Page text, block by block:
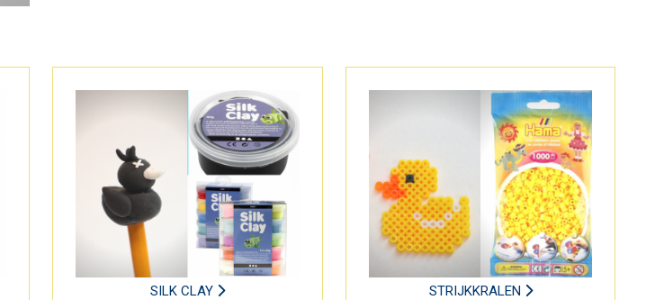
SILK CLAY STRIJKKRALEN